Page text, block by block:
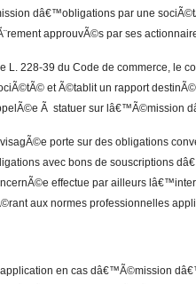
dâ€™obligations par une
approuvÃ©s par ses
L. 228-39 du Code de commerce, le
et Ã©tablit un rapport
Ã statuer sur lâ€™Ã©mission
porte sur des obligations
avec bons de souscriptions
effectue par ailleurs
aux normes professionnelles
application en cas dâ€™Ã©mission